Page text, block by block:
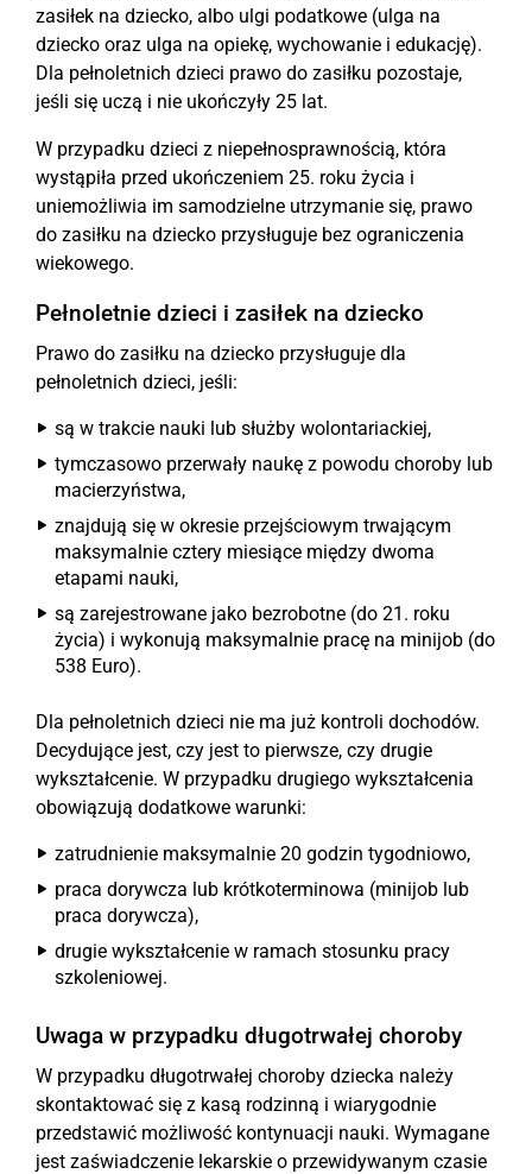
zasiłek na dziecko, albo ulgi podatkowe (ulga na
dziecko oraz ulga na opiekę, wychowanie i edukację).
Dla pełnoletnich dzieci prawo do zasiłku pozostaje,
jeśli się uczą i nie ukończyły 25 lat.
W przypadku dzieci z niepełnosprawnością, która
wystąpiła przed ukończeniem 25. roku życia i
uniemożliwia im samodzielne utrzymanie się, prawo
do zasiłku na dziecko przysługuje bez ograniczenia
wiekowego.
Pełnoletnie dzieci i zasiłek na dziecko
Prawo do zasiłku na dziecko przysługuje dla
pełnoletnich dzieci, jeśli:
są w trakcie nauki lub służby wolontariackiej,
tymczasowo przerwały naukę z powodu choroby lub
macierzyństwa,
znajdują się w okresie przejściowym trwającym
maksymalnie cztery miesiące między dwoma
etapami nauki,
są zarejestrowane jako bezrobotne (do 21. roku
życia) i wykonują maksymalnie pracę na minijob (do
538 Euro).
Dla pełnoletnich dzieci nie ma już kontroli dochodów.
Decydujące jest, czy jest to pierwsze, czy drugie
wykształcenie. W przypadku drugiego wykształcenia
obowiązują dodatkowe warunki:
zatrudnienie maksymalnie 20 godzin tygodniowo,
praca dorywcza lub krótkoterminowa (minijob lub
praca dorywcza),
drugie wykształcenie w ramach stosunku pracy
szkoleniowej.
Uwaga w przypadku długotrwałej choroby
W przypadku długotrwałej choroby dziecka należy
skontaktować się z kasą rodzinną i wiarygodnie
przedstawić możliwość kontynuacji nauki. Wymagane
jest zaświadczenie lekarskie o przewidywanym czasie